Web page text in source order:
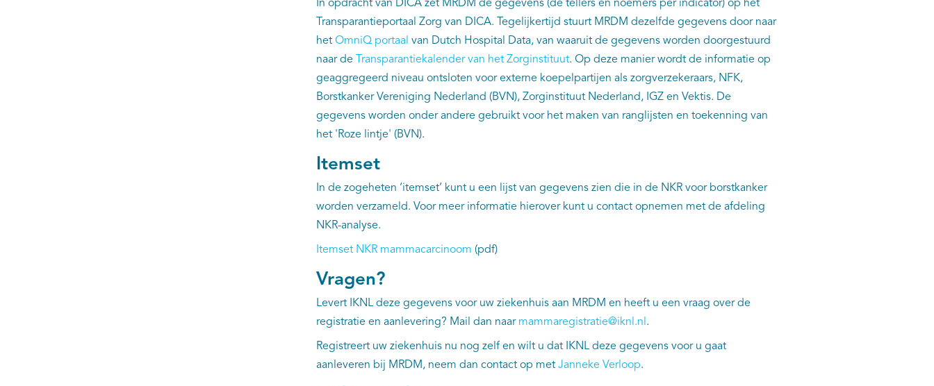
In opdracht van DICA zet MRDM de gegevens (de tellers en noemers per indicator) op het
Transparantieportaal Zorg van DICA. Tegelijkertijd stuurt MRDM dezelfde gegevens door naar
het OmniQ portaal van Dutch Hospital Data, van waaruit de gegevens worden doorgestuurd
naar de
Transparantiekalender van het Zorginstituut. Op deze manier wordt de informatie op
geaggregeerd niveau ontsloten voor externe koepelpartijen als zorgverzekeraars, NFK,
Borstkanker Vereniging Nederland (BVN), Zorginstituut Nederland, IGZ en Vektis. De
gegevens worden onder andere gebruikt voor het maken van ranglijsten en toekenning van
het 'Roze lintje' (BVN).
Itemset
In de zogeheten ‘itemset’ kunt u een lijst van gegevens zien die in de NKR voor borstkanker
worden verzameld. Voor meer informatie hierover kunt u contact opnemen met de afdeling
NKR-analyse.
Itemset NKR mammacarcinoom (pdf)
Vragen?
Levert IKNL deze gegevens voor uw ziekenhuis aan MRDM en heeft u een vraag over de
registratie en aanlevering? Mail dan naar mammaregistratie@iknl.nl .
Registreert uw ziekenhuis nu nog zelf en wilt u dat IKNL deze gegevens voor u gaat
aanleveren bij MRDM, neem dan contact op met Janneke Verloop.